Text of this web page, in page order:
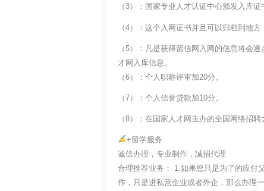
（3）：国家专业人才认证中心颁发入库证
（4）：这个入网证书并且可以归档到地方
（5）：凡是获得留信网入网的信息将会
才网入库信息。
（6）：个人职称评审加20分。
（7）：个人信誉贷款加10分。
（8）：在国家人才网主办的全国网络招
+留学服务
诚信办理，专业制作，誠招代理
合理推荐业务： 1.如果您只是为了的应付
作，只是进私营企业或者外企，那么办理